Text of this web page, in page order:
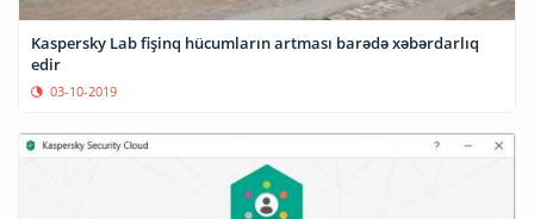
Kaspersky Lab fişinq hücumların artması barədə xəbərdarlıq
edir
03-10-2019